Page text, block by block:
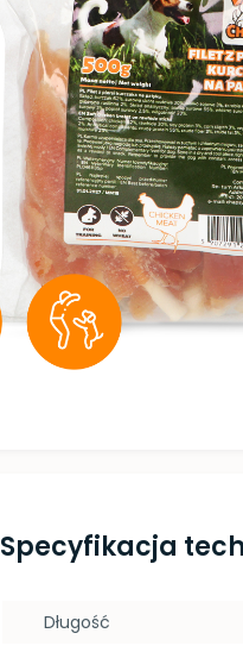
Specyfikacja
Długość